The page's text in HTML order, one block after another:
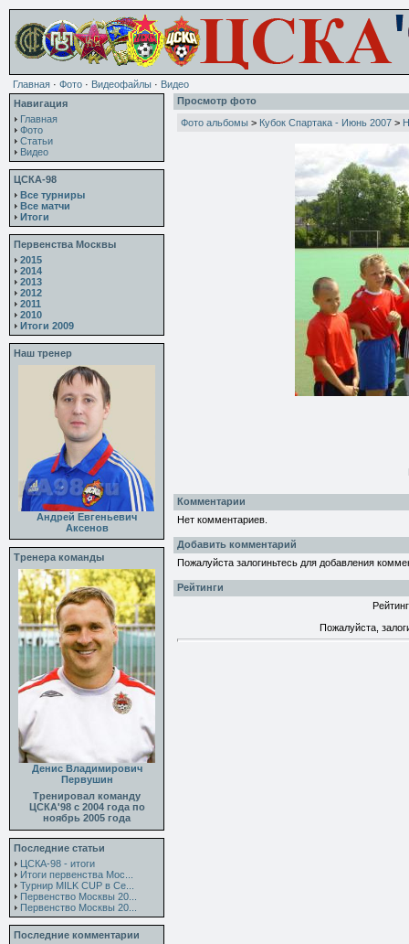
Главная · Фото · Видеофайлы · Видео
Навигация
Главная
Фото
Статьи
Видео
ЦСКА-98
Все турниры
Все матчи
Итоги
Первенства Москвы
2015
2014
2013
2012
2011
2010
Итоги 2009
Наш тренер
Андрей Евгеньевич
Аксенов
Тренера команды
Денис Владимирович
Первушин
Тренировал команду
ЦСКА'98 с 2004 года по
ноябрь 2005 года
Последние статьи
ЦСКА-98 - итоги
Итоги первенства Мос...
Турнир MILK CUP в Се...
Первенство Москвы 20...
Первенство Москвы 20...
Последние комментарии
Просмотр фото
Фото альбомы > Кубок Спартака - Июнь 2007 >
Комментарии
Нет комментариев.
Добавить комментарий
Пожалуйста залогиньтесь для добавления
Рейтинги
Пожалуйста,